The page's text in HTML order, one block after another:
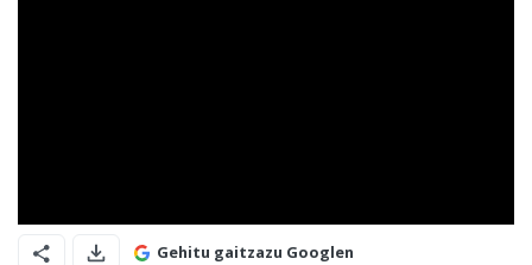
Gehitu gaitzazu Googlen